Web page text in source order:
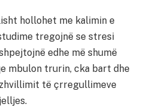
hollohet me kalimin e
tregojnë se stresi
edhe më shumë
mbulon trurin, cka bart dhe
të çrregullimeve